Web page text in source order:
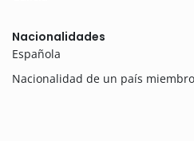
Nacionalidades
Española
Nacionalidad de un país